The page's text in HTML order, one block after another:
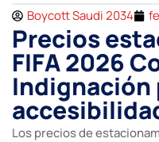
Boycott Saudi 2034
Precios
FIFA 2026
Indignación
Los precios de